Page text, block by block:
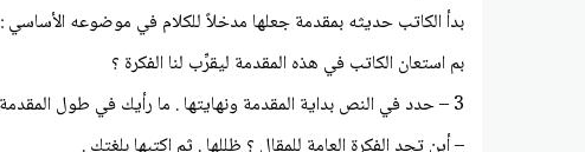
بدأ الكاتب حديثه بمقدمة جعلها مدخلاً للكلام في موضوعه الأساسي :
بم استعان الكاتب في هذه المقدمة ليقرِّب لنا الفكرة ؟
3 – حدد في النص بداية المقدمة ونهايتها . ما رأيك في طول المقدمة